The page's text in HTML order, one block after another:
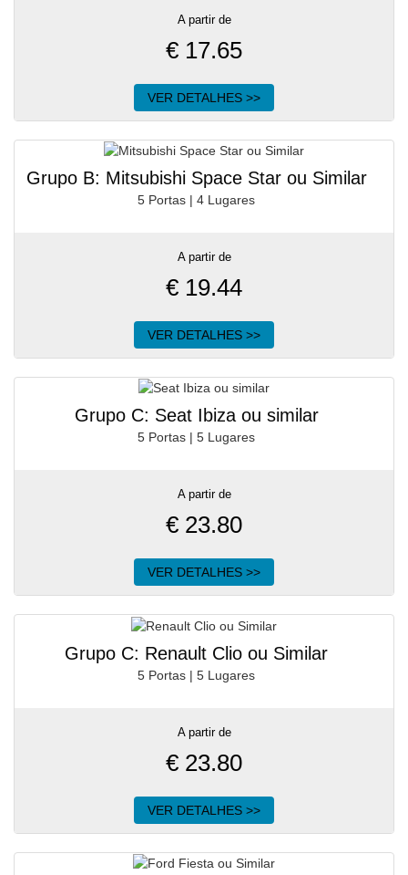
A partir de
€ 17.65
VER DETALHES >>
Grupo B: Mitsubishi Space Star ou Similar
5 Portas | 4 Lugares
A partir de
€ 19.44
VER DETALHES >>
Grupo C: Seat Ibiza ou similar
5 Portas | 5 Lugares
A partir de
€ 23.80
VER DETALHES >>
Grupo C: Renault Clio ou Similar
5 Portas | 5 Lugares
A partir de
€ 23.80
VER DETALHES >>